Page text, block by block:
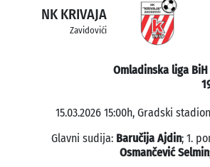
NK KRIVAJA
Zavidovići
Omladinska liga
15.03.2026 15:00h, Gradski
Glavni sudija: Baručija Ajdin; 1.
Osmančević Selmin